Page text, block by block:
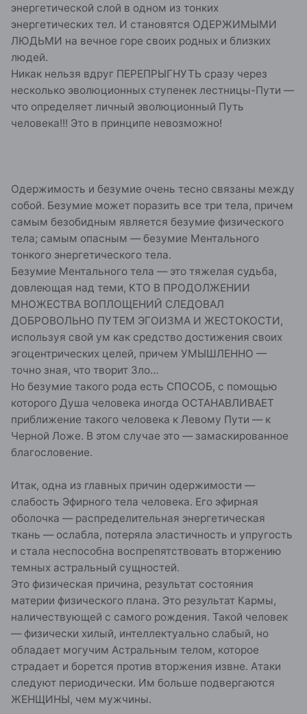
энергетической слой в одном из тонких
энергетических тел. И становятся ОДЕРЖИМЫМИ
ЛЮДЬМИ на вечное горе своих родных и близких
людей.
Никак нельзя вдруг ПЕРЕПРЫГНУТЬ сразу через
несколько эволюционных ступенек лестницы-Пути —
что определяет личный эволюционный Путь
человека!!! Это в принципе невозможно!
Одержимость и безумие очень тесно связаны между
собой. Безумие может поразить все три тела, причем
самым безобидным является безумие физического
тела; самым опасным — безумие Ментального
тонкого энергетического тела.
Безумие Ментального тела — это тяжелая судьба,
довлеющая над теми, КТО В ПРОДОЛЖЕНИИ
МНОЖЕСТВА ВОПЛОЩЕНИЙ СЛЕДОВАЛ
ДОБРОВОЛЬНО ПУТЕМ ЭГОИЗМА И ЖЕСТОКОСТИ,
используя свой ум как средство достижения своих
эгоцентрических целей, причем УМЫШЛЕННО —
точно зная, что творит Зло…
Но безумие такого рода есть СПОСОБ, с помощью
которого Душа человека иногда ОСТАНАВЛИВАЕТ
приближение такого человека к Левому Пути — к
Черной Ложе. В этом случае это — замаскированное
благословение.
Итак, одна из главных причин одержимости —
слабость Эфирного тела человека. Его эфирная
оболочка — распределительная энергетическая
ткань — ослабла, потеряла эластичность и упругость
и стала неспособна воспрепятствовать вторжению
темных астральный сущностей.
Это физическая причина, результат состояния
материи физического плана. Это результат Кармы,
наличествующей с самого рождения. Такой человек
— физически хилый, интеллектуально слабый, но
обладает могучим Астральным телом, которое
страдает и борется против вторжения извне. Атаки
следуют периодически. Им больше подвергаются
ЖЕНЩИНЫ, чем мужчины.